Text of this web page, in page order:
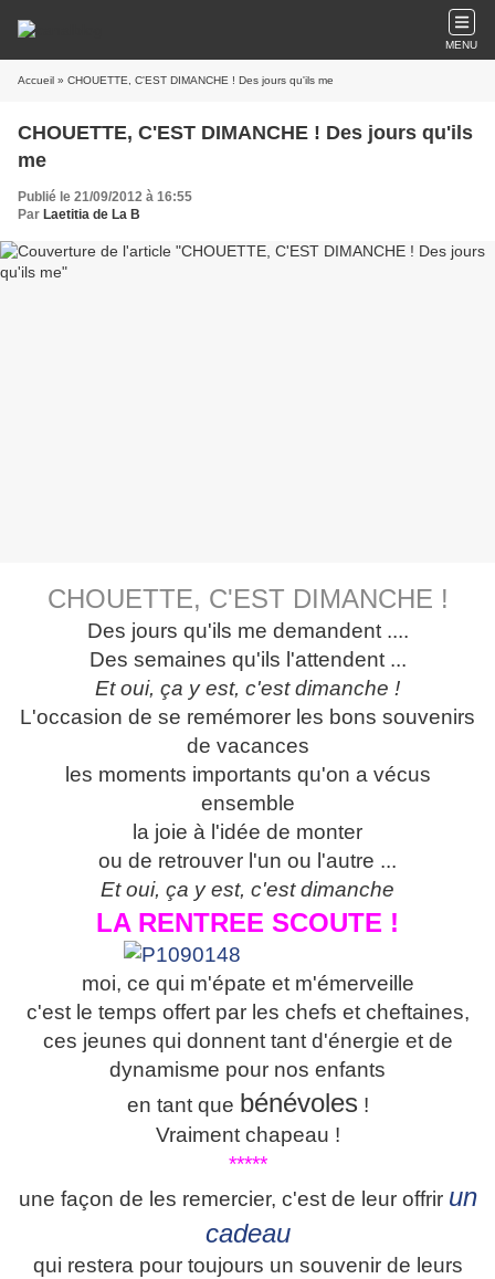
MENU
Accueil » CHOUETTE, C'EST DIMANCHE ! Des jours qu'ils me
CHOUETTE, C'EST DIMANCHE ! Des jours qu'ils
me
Publié le 21/09/2012 à 16:55
Par Laetitia de La B
CHOUETTE, C'EST DIMANCHE !
Des jours qu'ils me demandent ....
Des semaines qu'ils l'attendent ...
Et oui, ça y est, c'est dimanche !
L'occasion de se remémorer les bons souvenirs
de vacances
les moments importants qu'on a vécus
ensemble
la joie à l'idée de monter
ou de retrouver l'un ou l'autre ...
Et oui, ça y est, c'est dimanche
LA RENTREE SCOUTE !
moi, ce qui m'épate et m'émerveille
c'est le temps offert par les chefs et cheftaines,
ces jeunes qui donnent tant d'énergie et de
dynamisme pour nos enfants
en tant que bénévoles !
Vraiment chapeau !
*****
une façon de les remercier, c'est de leur offrir un
cadeau
qui restera pour toujours un souvenir de leurs